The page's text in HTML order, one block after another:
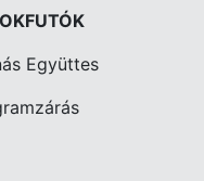
Együttes